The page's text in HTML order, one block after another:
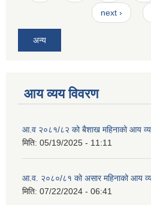
next ›
अन्य
आय व्यय विवरण
आ.व २०८१/८२ को बैशाख महिनाको आय
मिति: 05/19/2025 - 11:11
आ.व. २०८०/८१ को असार महिनाको आय
मिति: 07/22/2024 - 06:41